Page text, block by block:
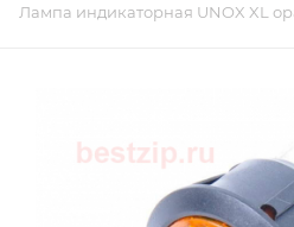
Лампа индикаторная UNOX XL